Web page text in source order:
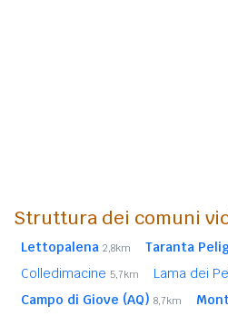
Struttura dei comuni
Lettopalena 2,8km Taranta
Colledimacine 5,7km Lama dei
Campo di Giove (AQ) 8,7km